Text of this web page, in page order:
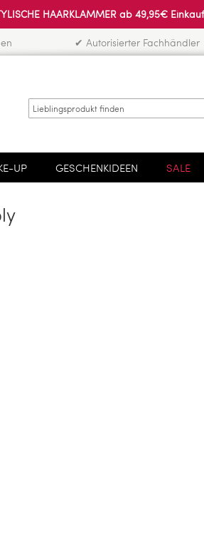
HAARKLAMMER ab 49,95€
✔ Autorisierter Fachhändler
UP GESCHENKIDEEN SALE